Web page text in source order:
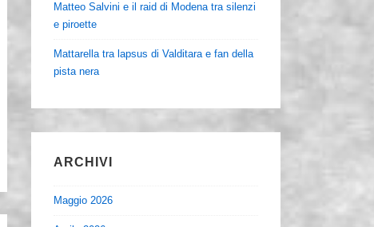
Matteo Salvini e il raid di Modena tra silenzi
e piroette
Mattarella tra lapsus di Valditara e fan della
pista nera
ARCHIVI
Maggio 2026